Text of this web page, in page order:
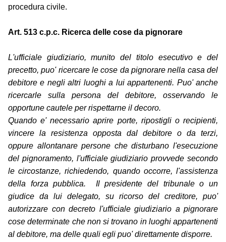
procedura civile.
Art. 513 c.p.c. Ricerca delle cose da pignorare
L'ufficiale giudiziario, munito del titolo esecutivo e del
precetto, puo' ricercare le cose da pignorare nella casa del
debitore e negli altri luoghi a lui appartenenti. Puo' anche
ricercarle sulla persona del debitore, osservando le
opportune cautele per rispettarne il decoro.
Quando e' necessario aprire porte, ripostigli o recipienti,
vincere la resistenza opposta dal debitore o da terzi,
oppure allontanare persone che disturbano l'esecuzione
del pignoramento, l'ufficiale giudiziario provvede secondo
le circostanze, richiedendo, quando occorre, l'assistenza
della forza pubblica. Il presidente del tribunale o un
giudice da lui delegato, su ricorso del creditore, puo'
autorizzare con decreto l'ufficiale giudiziario a pignorare
cose determinate che non si trovano in luoghi appartenenti
al debitore, ma delle quali egli puo' direttamente disporre.